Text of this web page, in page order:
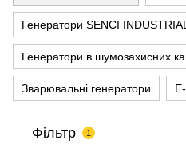
Генератори SENCI
Генератори в шумозахисних
Зварювальні генератори
Фільтр 1